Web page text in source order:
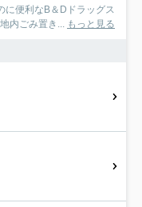
に便利なB＆Dドラッグス
内ごみ置き...
もっと見る